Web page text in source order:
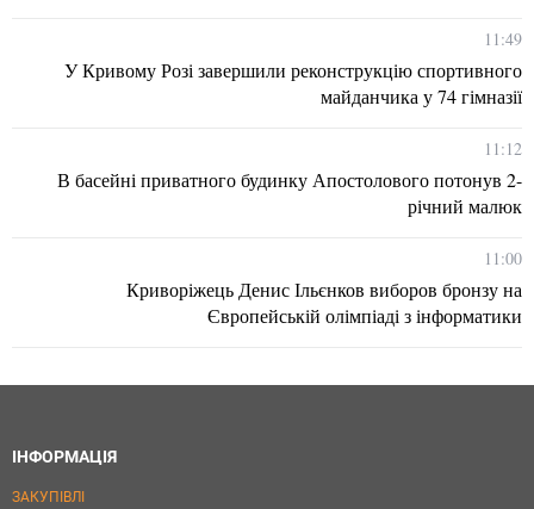
11:49
У Кривому Розі завершили реконструкцію спортивного
майданчика у 74 гімназії
11:12
В басейні приватного будинку Апостолового потонув 2-
річний малюк
11:00
Криворіжець Денис Ільєнков виборов бронзу на
Європейській олімпіаді з інформатики
ІНФОРМАЦІЯ
ЗАКУПІВЛІ